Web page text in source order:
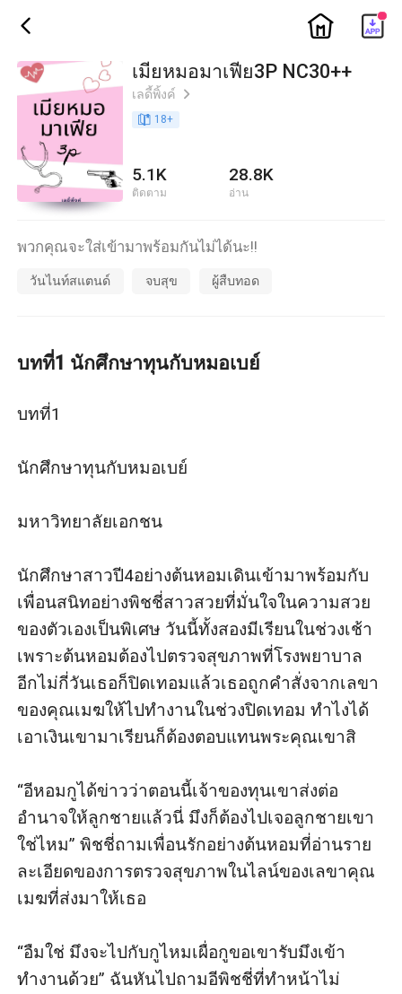
ic_back ic_home
เมียหมอมาเฟีย3P NC30++
เลดี้พิ้งค์ ic_arrow_right
book_age 18+
5.1K
ติดตาม
28.8K
อ่าน
พวกคุณจะใส่เข้ามาพร้อมกันไม่ได้นะ!!
วันไนท์สแตนด์ จบสุข ผู้สืบทอด
บทที่1 นักศึกษาทุนกับหมอเบย์
บทที่1
นักศึกษาทุนกับหมอเบย์
มหาวิทยาลัยเอกชน
นักศึกษาสาวปี4อย่างต้นหอมเดินเข้ามาพร้อมกับ
เพื่อนสนิทอย่างพิชชี่สาวสวยที่มั่นใจในความสวย
ของตัวเองเป็นพิเศษ วันนี้ทั้งสองมีเรียนในช่วงเช้า
เพราะต้นหอมต้องไปตรวจสุขภาพที่โรงพยาบาล
อีกไม่กี่วันเธอก็ปิดเทอมแล้วเธอถูกคำสั่งจากเลขา
ของคุณเมฆให้ไปทำงานในช่วงปิดเทอม ทำไงได้
เอาเงินเขามาเรียนก็ต้องตอบแทนพระคุณเขาสิ
“อีหอมกูได้ข่าวว่าตอนนี้เจ้าของทุนเขาส่งต่อ
อำนาจให้ลูกชายแล้วนี่ มึงก็ต้องไปเจอลูกชายเขา
ใช่ไหม” พิชชี่ถามเพื่อนรักอย่างต้นหอมที่อ่านราย
ละเอียดของการตรวจสุขภาพในไลน์ของเลขาคุณ
เมฆที่ส่งมาให้เธอ
“อืมใช่ มึงจะไปกับกูไหมเผื่อกูขอเขารับมึงเข้า
ทำงานด้วย” ฉันหันไปถามอีพิชชี่ที่ทำหน้าไม่